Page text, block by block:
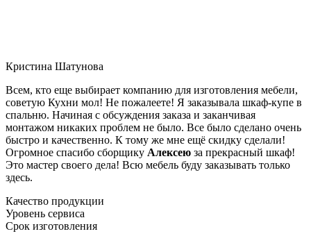
Кристина Шатунова
Всем, кто еще выбирает компанию для изготовления мебели,
советую Кухни мол! Не пожалеете! Я заказывала шкаф-купе в
спальню. Начиная с обсуждения заказа и заканчивая
монтажом никаких проблем не было. Все было сделано очень
быстро и качественно. К тому же мне ещё скидку сделали!
Огромное спасибо сборщику Алексею за прекрасный шкаф!
Это мастер своего дела! Всю мебель буду заказывать только
здесь.
Качество продукции
Уровень сервиса
Срок изготовления